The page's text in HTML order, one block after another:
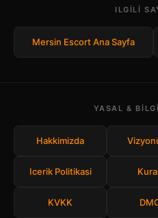
ILGILI
Mersin Escort Ana Sayfa
YASAL &
Hakkimizda
Icerik Politikasi
KVKK